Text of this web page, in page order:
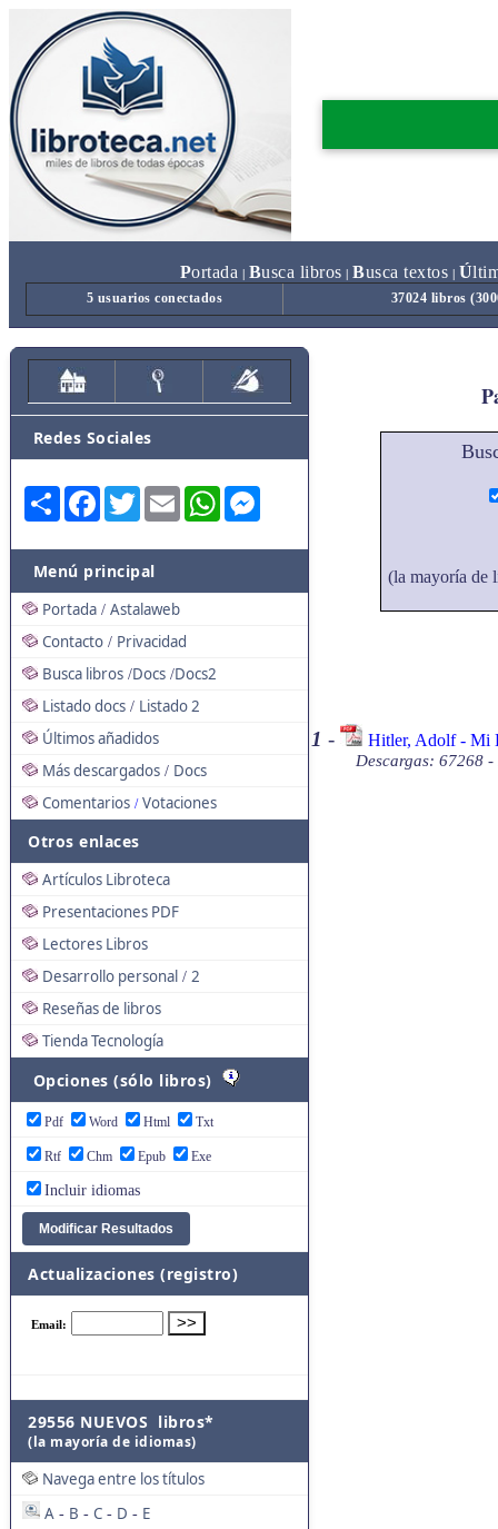
Portada Busca libros Busca textos Ú
5 usuarios conectados 37024 libros
Redes Sociales
Share FacebookTwitterEmail WhatsApp
Menú principal
Portada / Astalaweb
Contacto / Privacidad
Busca libros /Docs /Docs2
Listado docs / Listado 2
Últimos añadidos
Más descargados / Docs
Comentarios / Votaciones
Otros enlaces
Artículos Libroteca
Presentaciones PDF
Lectores Libros
Desarrollo personal / 2
Reseñas de libros
Tienda Tecnología
Opciones (sólo libros)
Pdf Word Html Txt
Rtf Chm Epub Exe
Incluir idiomas
Actualizaciones (registro)
29556 NUEVOS libros*
(la mayoría de idiomas)
Navega entre los títulos
A - B - C - D - E
(la mayoría de
1 - Hitler, Adolf - Mi
Descargas: 67268